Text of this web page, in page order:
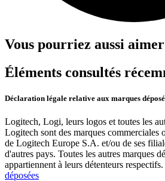
Vous pourriez aussi aimer
Éléments consultés
Déclaration légale relative aux marques
Logitech, Logi, leurs logos et toutes les
Logitech sont des marques commerciales
de Logitech Europe S.A. et/ou de ses
d'autres pays. Toutes les autres marques
appartiennent à leurs détenteurs respectifs.
déposées